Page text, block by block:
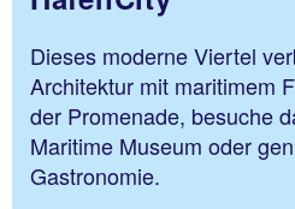
Dieses moderne Viertel
Architektur mit maritimem
der Promenade, besuche
Maritime Museum oder
Gastronomie.